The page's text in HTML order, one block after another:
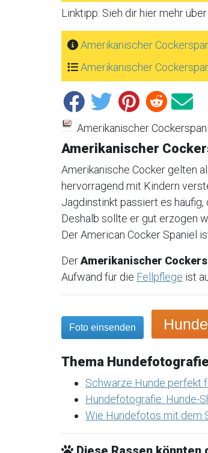
Linktipp: Sieh dir hier mehr
Amerikanischer
Amerikanischer
Amerikanischer
Amerikanischer
Amerikanische Cocker gelten
hervorragend mit Kindern
Jagdinstinkt passiert es
Deshalb sollte er gut erzogen
Der American Cocker Spaniel
DerAmerikanischer
Aufwand für die Fellpflege ist
Foto einsenden
Thema Hundefotografie
Schwarze Hunde perfekt
Hundefotografie: Hunde-
Wie Hundefotos mit dem